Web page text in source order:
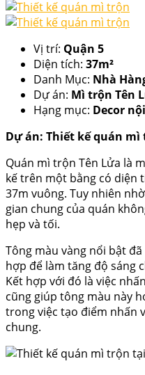
Vị trí: Quận 5
Diện tích: 37m²
Danh Mục: Nhà
Dự án: Mì trộn Tên
Hạng mục: Decor
Dự án: Thiết kế quán mì
Quán mì trộn Tên Lửa là
kế trên một bằng có diện
37m vuông. Tuy nhiên
gian chung của quán
hẹp và tối.
Tông màu vàng nổi bật
hợp để làm tăng độ sáng
Kết hợp với đó là việc
cũng giúp tông màu này
trong việc tạo điểm nhấn
chung.